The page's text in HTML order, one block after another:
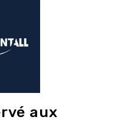
sous irrigation
physiologique
immédiatement
en bain enzymatique
aux